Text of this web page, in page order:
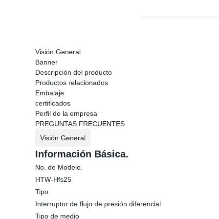
Visión General
Banner
Descripción del producto
Productos relacionados
Embalaje
certificados
Perfil de la empresa
PREGUNTAS FRECUENTES
Visión General
Información Básica.
No. de Modelo.
HTW-Hfs25
Tipo
Interruptor de flujo de presión diferencial
Tipo de medio